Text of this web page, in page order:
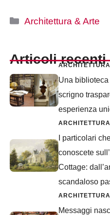
Categorie
Architettura & Arte
Articoli recenti
Una
scrigno
esperienza
I particolari
conoscete
Cottage:
scandaloso
Messaggi